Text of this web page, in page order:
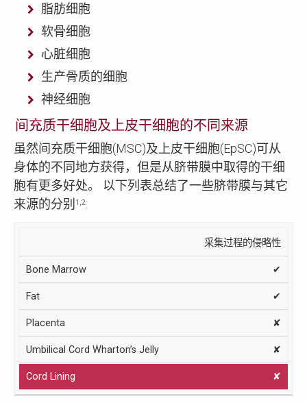
脂肪细胞
软骨细胞
心脏细胞
生产骨质的细胞
神经细胞
间充质干细胞及上皮干细胞的不同来源
虽然间充质干细胞(MSC)及上皮干细胞(EpSC)可从
身体的不同地方获得，但是从脐带膜中取得的干细
胞有更多好处。 以下列表总结了一些脐带膜与其它
来源的分别 1,2:
来
源
骨
髓
脂
肪
盘
顿
脐
采集过程的侵略性
✔
✔
✘
✘
✘